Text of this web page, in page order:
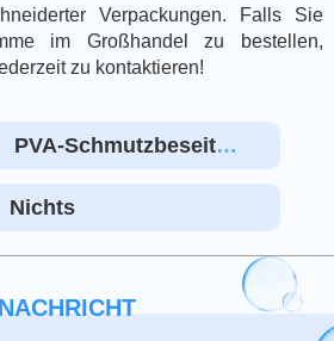
Verpackungen. Falls Sie
im Großhandel zu bestellen,
zu kontaktieren!
PVA-Schmutzbeseitig
Nichts